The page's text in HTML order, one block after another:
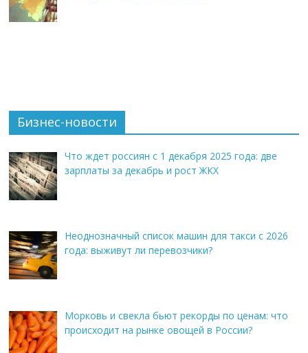
Бизнес-новости
Что ждет россиян с 1 декабря 2025 года: две
зарплаты за декабрь и рост ЖКХ
Неоднозначный список машин для такси с 2026
года: выживут ли перевозчики?
Морковь и свекла бьют рекорды по ценам: что
происходит на рынке овощей в России?